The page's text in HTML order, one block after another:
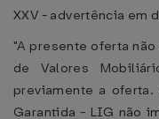
XXV - advertência em
"A presente oferta
de Valores
previamente a
Garantida - LIG não